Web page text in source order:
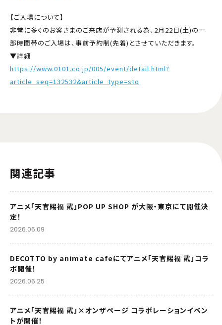
【ご入場について】
非常に多くのお客さまのご来店が予測される為、2月22日(土)の一
部時間帯のご入場は、事前予約制(先着)とさせていただきます。
▼詳細
https://www.0101.co.jp/005/event/detail.html?
article_seq=132532&article_type=sto
関連記事
アニメ「天官賜福 貮」POP UP SHOP が大阪・東京にて開催決
定！
2026.06.09
DECOTTO by animate cafeにてアニメ「天官賜福 貮」コラ
ボ開催！
2026.06.25
アニメ「天官賜福 貮」×オンザページ コラボレーションイベン
トが開催！